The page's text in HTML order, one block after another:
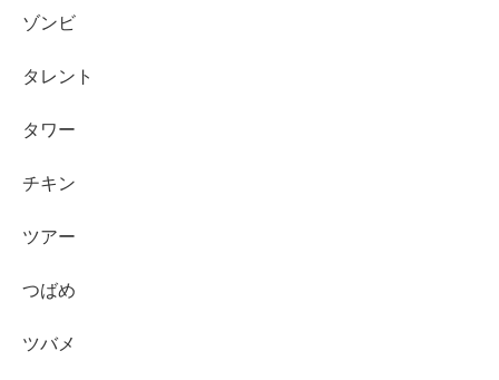
ゾンビ
タレント
タワー
チキン
ツアー
つばめ
ツバメ